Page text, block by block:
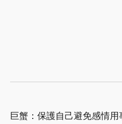
巨蟹：保護自己避免感情